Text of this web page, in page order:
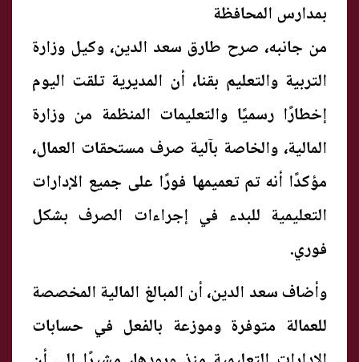
بمدارس المحافظة
من جانبه، صرح طارق سعد الدين، وكيل وزارة
التربية والتعليم بقنا، أن المديرية تلقت اليوم
إخطارًا رسميًا والتعليمات المنظمة من وزارة
المالية، والخاصة بآلية صرف مستحقات العمال،
مؤكدًا أنه تم تعميمها فورًا على جميع الإدارات
التعليمية للبدء في إجراءات الصرف بشكل
فوري.
وأضاف سعد الدين، أن المبالغ المالية المخصصة
للعمالة متوفرة وموزعة بالفعل في حسابات